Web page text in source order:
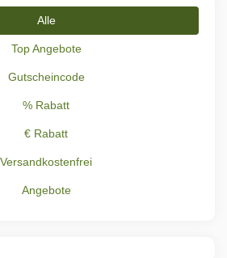
Alle
Top Angebote
Gutscheincode
% Rabatt
€ Rabatt
Versandkostenfrei
Angebote